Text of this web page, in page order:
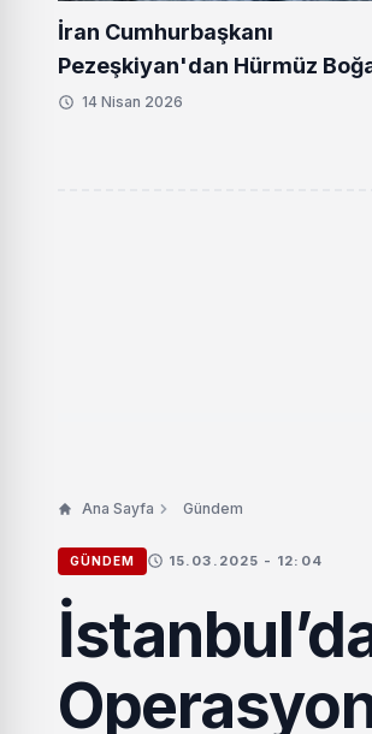
İran Cumhurbaşkanı
Pezeşkiyan'dan Hürmüz
İçin Kritik Uyarı
14 Nisan 2026
Ana Sayfa Gündem
GÜNDEM 15.03.2025 - 12:04